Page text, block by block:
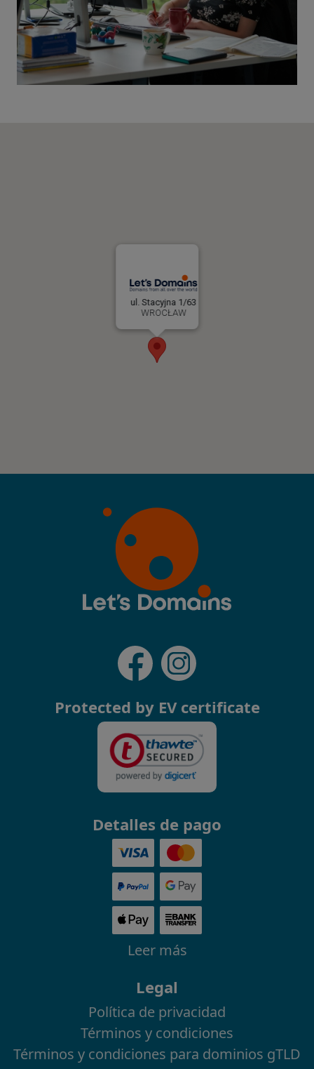
ul. Stacyjna 1/63
WROCŁAW
Protected by EV certificate
Detalles de pago
Leer más
Legal
Política de privacidad
Términos y condiciones
Términos y condiciones para dominios gTLD